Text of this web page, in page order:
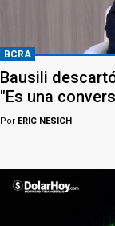
BCRA
Bausili
"Es una
Por ERIC NESICH